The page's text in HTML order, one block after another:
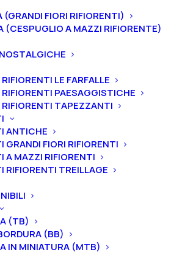
(GRANDI FIORI RIFIORENTI)
(CESPUGLIO A MAZZI RIFIORENTE)
LE FARFALLE
PAESAGGISTICHE
TAPEZZANTI
ANTICHE
GRANDI FIORI RIFIORENTI
A MAZZI RIFIORENTI
RIFIORENTI TREILLAGE
(TB)
(BB)
IN MINIATURA (MTB)
“Myrtle
Gentry” ha un fiore doppio
l’avanzare della fioritura.
Il profumo è assenteelafioritura
nostre peonie vengono
un apparato radicale ben
in base alla dimensione della